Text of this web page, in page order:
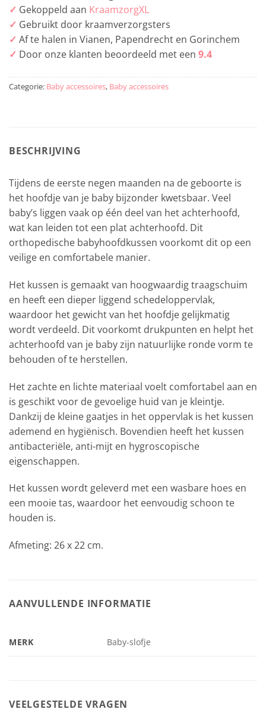
✓ Gekoppeld aan KraamzorgXL
✓ Gebruikt door kraamverzorgsters
✓ Af te halen in Vianen, Papendrecht en Gorinchem
✓ Door onze klanten beoordeeld met een 9.4
Categorie: Baby accessoires, Baby accessoires
BESCHRIJVING
Tijdens de eerste negen maanden na de geboorte is
het hoofdje van je baby bijzonder kwetsbaar. Veel
baby’s liggen vaak op één deel van het achterhoofd,
wat kan leiden tot een plat achterhoofd. Dit
orthopedische babyhoofdkussen voorkomt dit op een
veilige en comfortabele manier.
Het kussen is gemaakt van hoogwaardig traagschuim
en heeft een dieper liggend schedeloppervlak,
waardoor het gewicht van het hoofdje gelijkmatig
wordt verdeeld. Dit voorkomt drukpunten en helpt het
achterhoofd van je baby zijn natuurlijke ronde vorm te
behouden of te herstellen.
Het zachte en lichte materiaal voelt comfortabel aan en
is geschikt voor de gevoelige huid van je kleintje.
Dankzij de kleine gaatjes in het oppervlak is het kussen
ademend en hygiënisch. Bovendien heeft het kussen
antibacteriële, anti-mijt en hygroscopische
eigenschappen.
Het kussen wordt geleverd met een wasbare hoes en
een mooie tas, waardoor het eenvoudig schoon te
houden is.
Afmeting: 26 x 22 cm.
AANVULLENDE INFORMATIE
MERK Baby-slofje
VEELGESTELDE VRAGEN